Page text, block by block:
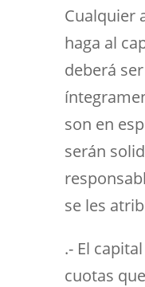
Cualquier
haga al
deberá
son en
serán
se les
.- El
cuotas